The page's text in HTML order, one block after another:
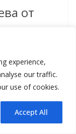
experience,
our traffic.
use of cookies.
Accept All
от
G7 по
сам